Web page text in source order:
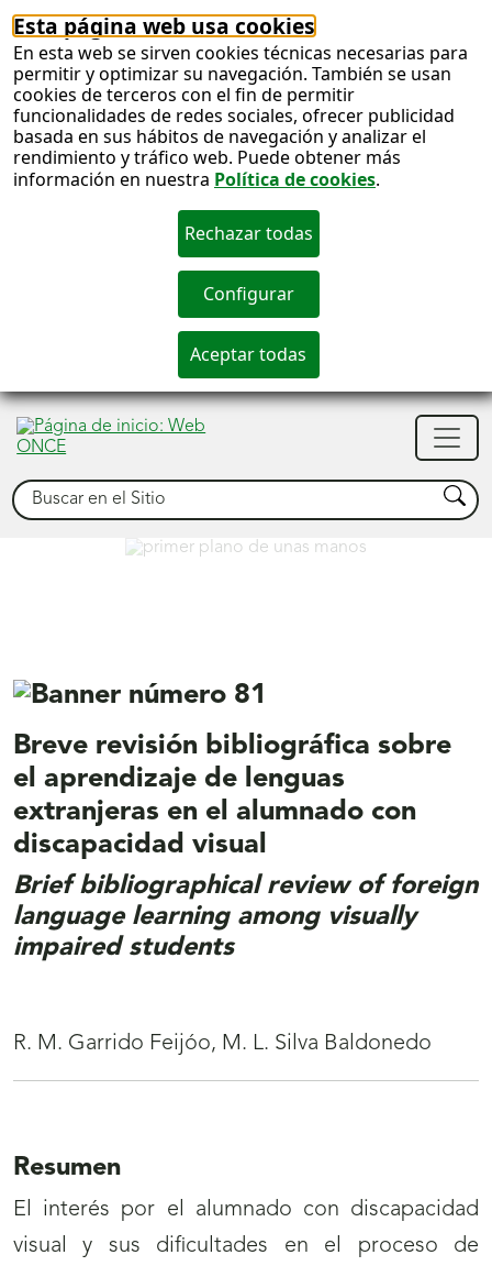
Esta página web usa cookies
En esta web se sirven cookies técnicas necesarias para
permitir y optimizar su navegación. También se usan
cookies de terceros con el fin de permitir
funcionalidades de redes sociales, ofrecer publicidad
basada en sus hábitos de navegación y analizar el
rendimiento y tráfico web. Puede obtener más
información en nuestra Política de cookies.
Buscar Buscar
Déjanos ayudarte
Breve revisión bibliográfica sobre
el aprendizaje de lenguas
extranjeras en el alumnado con
discapacidad visual
Brief bibliographical review of foreign
language learning among visually
impaired students
R. M. Garrido Feijóo, M. L. Silva Baldonedo
Resumen
El interés por el alumnado con discapacidad
visual y sus dificultades en el proceso de